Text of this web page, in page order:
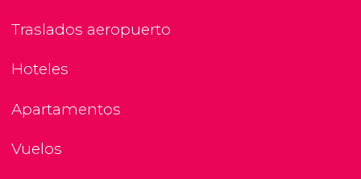
Traslados aeropuerto
Hoteles
Apartamentos
Vuelos